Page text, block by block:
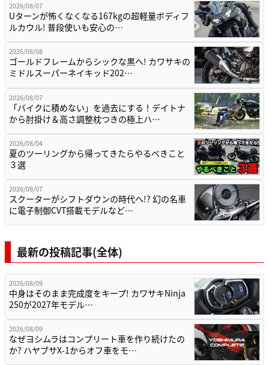
2026/08/07
Uターンが怖くなくなる167kgの超軽量ボディフ
ルカウル! 普段使いも安心の…
2026/08/08
ゴールドフレームからシックな黒へ! カワサキの
ミドルスーパーネイキッド202…
2026/08/07
「バイクに積めない」を過去にする！デイトナ
から肘掛け＆高さ調整枕つきの極上ハ…
2026/08/04
夏のツーリングから帰ってきたらやるべきこと
３選
2026/08/07
スクーターがシフトダウンの時代へ!? 幻の名車
に電子制御CVT搭載モデルなど…
最新の投稿記事(全体)
2026/08/09
中身はそのまま完成度をキープ! カワサキNinja
250が2027年モデル…
2026/08/09
なぜヨシムラはコンプリート車を作り続けたの
か? ハヤブサX-1からオフ車をモ…